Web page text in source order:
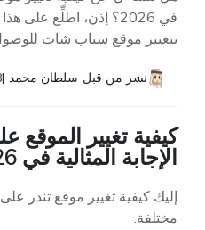
في 2026؟ إذن، اطلِّع
بتغيير موقع سناب شات
نشر من قبل سلطان محمد |
كيفية تغيير الموقع
الإجابة المثالية في 2026
إليك كيفية تغيير موقع تندر
مختلفة.